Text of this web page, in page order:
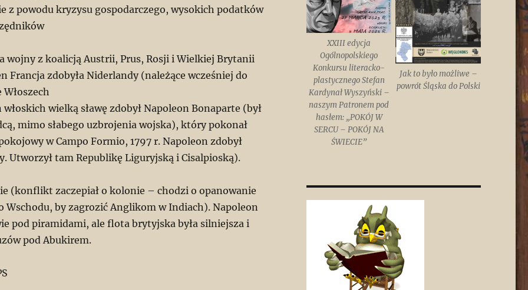
z powodu kryzysu gospodarczego, wysokich podatków
wojny z koalicją Austrii, Prus, Rosji i Wielkiej Brytanii
Francja zdobyła Niderlandy (należące wcześniej do
wielką sławę zdobył Napoleon Bonaparte (był
mimo słabego uzbrojenia wojska), który pokonał
w Campo Formio, 1797 r. Napoleon zdobył
Utworzył tam Republikę Liguryjską i Cisalpioską).
(konflikt zaczepiał o kolonie – chodzi o opanowanie
Wschodu, by zagrozić Anglikom w Indiach). Napoleon
pod piramidami, ale flota brytyjska była silniejsza i
pod Abukirem.
XXIII edycja
Ogólnopolskiego
Konkursu literacko-
plastycznego Stefan
Kardynał Wyszyński –
naszym Patronem pod
hasłem: „POKÓJ W
SERCU – POKÓJ NA
ŚWIECIE”
Jak to było możliwe –
powrót Śląska do Polski